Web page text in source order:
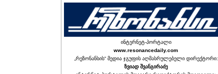
ინტერნეტ-პორტალი
www.resonancedaily.com
„რეზონანსის“ მედია ჯგუფის აღმასრულებელი დირექტორი:
ზვიად შვანგირაძე